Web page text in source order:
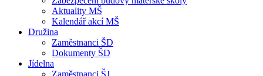
Aktuality MŠ
Kalendář akcí MŠ
Družina
Zaměstnanci ŠD
Dokumenty ŠD
Jídelna
Zaměstnanci ŠJ